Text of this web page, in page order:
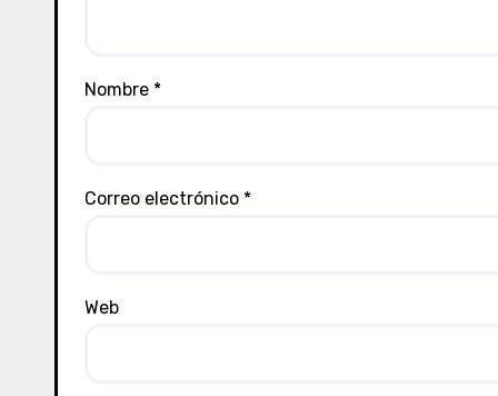
Nombre *
Correo electrónico *
Web